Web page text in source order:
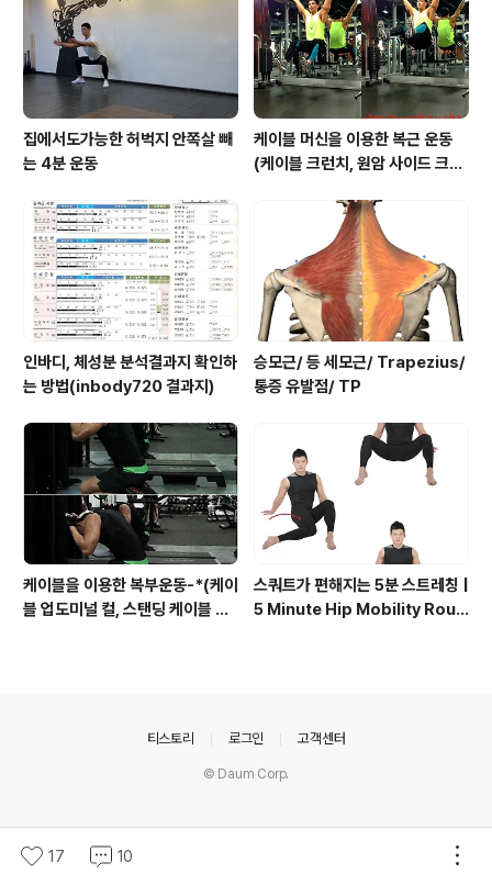
집에서도가능한 허벅지 안쪽살 빼
는 4분 운동
케이블 머신을 이용한 복근 운동
(케이블 크런치, 원암 사이드 크런
인바디, 체성분 분석결과지 확인하
는 방법(inbody720 결과지)
승모근/ 등 세모근/ Trapezius/
통증 유발점/ TP
케이블을 이용한 복부운동-*(케이
블 업도미널 컬, 스탠딩 케이블 우
스쿼트가 편해지는 5분 스트레칭 |
5 Minute Hip Mobility Routi
17 10
티스토리 로그인 고객센터
© Daum Corp.